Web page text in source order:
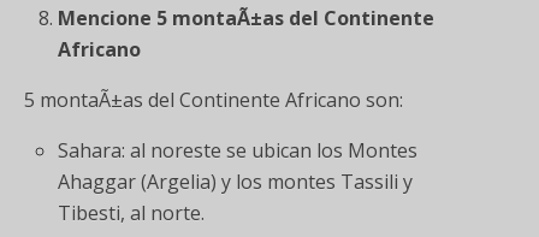
Mencione 5 montaÃ±as del Continente
Africano
5 montaÃ±as del Continente Africano son:
Sahara: al noreste se ubican los Montes
Ahaggar (Argelia) y los montes Tassili y
Tibesti, al norte.